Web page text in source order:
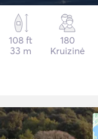
108 ft
33 m
180
Kruizinė